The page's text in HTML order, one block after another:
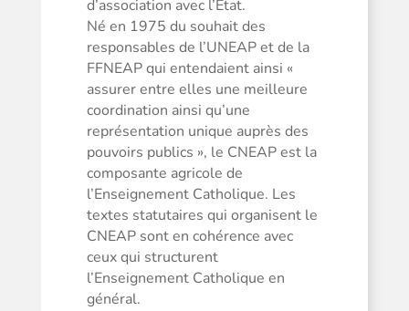
d’association avec l’État.
Né en 1975 du souhait des
responsables de l’UNEAP et de la
FFNEAP qui entendaient ainsi «
assurer entre elles une meilleure
coordination ainsi qu’une
représentation unique auprès des
pouvoirs publics », le CNEAP est la
composante agricole de
l’Enseignement Catholique. Les
textes statutaires qui organisent le
CNEAP sont en cohérence avec
ceux qui structurent
l’Enseignement Catholique en
général.